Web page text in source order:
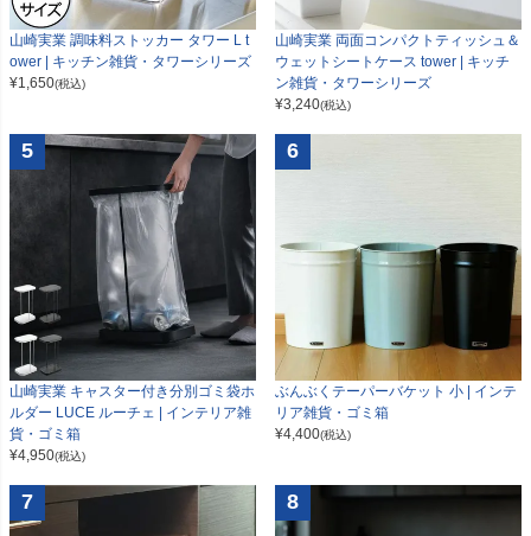
山崎実業 調味料ストッカー タワー L t
ower | キッチン雑貨・タワーシリーズ
¥1,650(税込)
山崎実業 両面コンパクトティッシュ＆
ウェットシートケース tower | キッチ
ン雑貨・タワーシリーズ
¥3,240(税込)
5
山崎実業 キャスター付き分別ゴミ袋ホ
ルダー LUCE ルーチェ | インテリア雑
貨・ゴミ箱
¥4,950(税込)
6
ぶんぶくテーパーバケット 小 | インテ
リア雑貨・ゴミ箱
¥4,400(税込)
7 8